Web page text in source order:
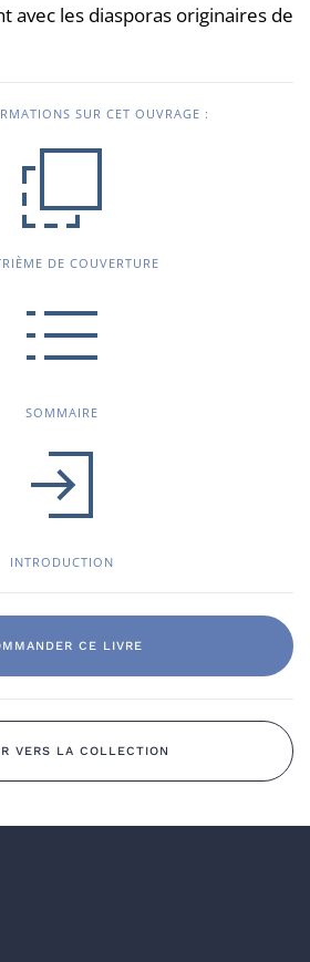
avec les diasporas originaires de
SUR CET OUVRAGE :
DE COUVERTURE
SOMMAIRE
INTRODUCTION
CE LIVRE
VERS LA COLLECTION